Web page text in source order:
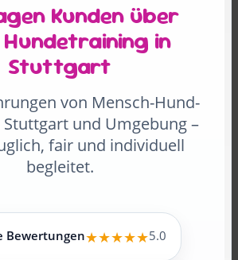
Kunden über
in
Stuttgart
von Mensch-Hund-
Stuttgart und Umgebung –
fair und individuell
begleitet.
Bewertungen★★★★★5.0